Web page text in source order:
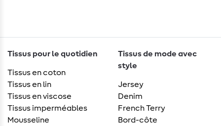
Tissus pour le quotidien
Tissus en coton
Tissus en lin
Tissus en viscose
Tissus imperméables
Mousseline
Tissus de mode avec
style
Jersey
Denim
French Terry
Bord-côte